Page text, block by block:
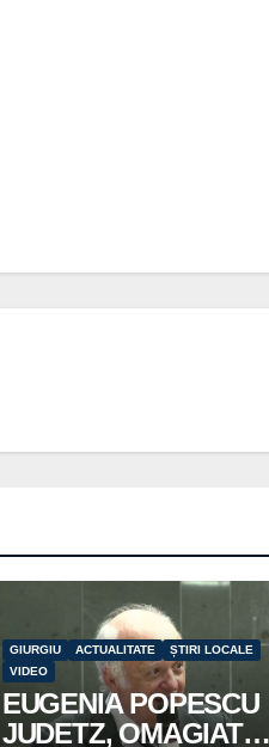
GIURGIU ACTUALITATE
ȘTIRI LOCALE
VIDEO
EUGENIA POPESCU
JUDETZ, OMAGIATĂ